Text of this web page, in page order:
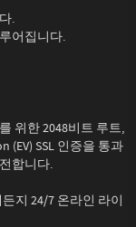
.
어집니다.
위한 2048비트 루트,
(EV) SSL 인증을 통과
합니다.
지 24/7 온라인 라이